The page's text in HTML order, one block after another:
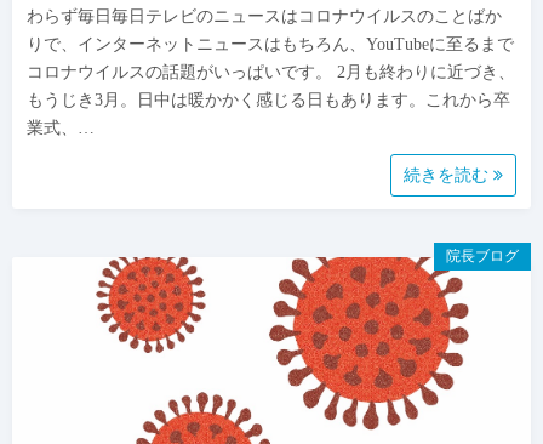
わらず毎日毎日テレビのニュースはコロナウイルスのことばか
りで、インターネットニュースはもちろん、YouTubeに至るまで
コロナウイルスの話題がいっぱいです。 2月も終わりに近づき、
もうじき3月。日中は暖かかく感じる日もあります。これから卒
業式、…
続きを読む
院長ブログ